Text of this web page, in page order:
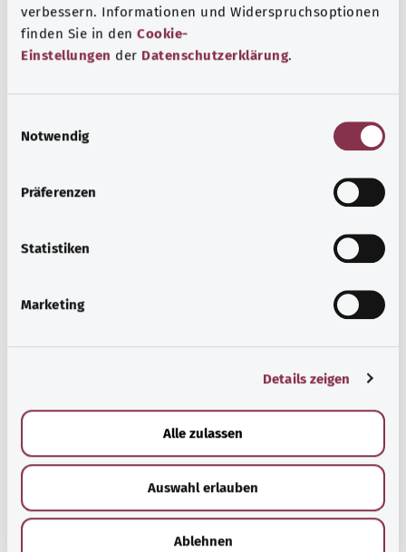
verbessern. Informationen und Widerspruchsoptionen
finden Sie in den Cookie-
Einstellungen der Datenschutzerklärung.
Notwendig
Präferenzen
Statistiken
Marketing
Details zeigen
Alle zulassen
Auswahl erlauben
Ablehnen
Зрение в возрасте: важны регулярные
Зрение многих людей ухудшается с возрастом. Тем не
лечения. Поэтому важно регулярно посещать врача.
gesund.bund.de
Сервис министерства
Gesundheit (Федеральное
министерство